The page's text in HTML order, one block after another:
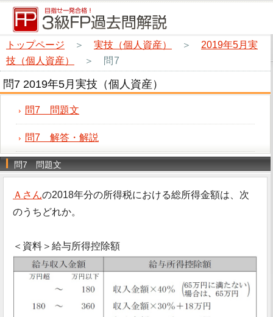
トップページ ＞ 実技（個人資産） ＞ 2019年5月実
技（個人資産）
＞ 問7
問7 2019年5月実技（個人資産）
問7 問題文
問7 解答・解説
問7 問題文
Ａさんの2018年分の所得税における総所得金額は、次
のうちどれか。
＜資料＞給与所得控除額